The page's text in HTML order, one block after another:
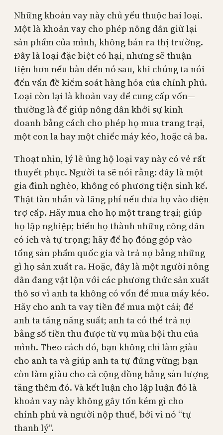
Những khoản vay này chủ yếu thuộc hai loại.
Một là khoản vay cho phép nông dân giữ lại
sản phẩm của mình, không bán ra thị trường.
Đây là loại đặc biệt có hại, nhưng sẽ thuận
tiện hơn nếu bàn đến nó sau, khi chúng ta nói
đến vấn đề kiểm soát hàng hóa của chính phủ.
Loại còn lại là khoản vay để cung cấp vốn—
thường là để giúp nông dân khởi sự kinh
doanh bằng cách cho phép họ mua trang trại,
một con la hay một chiếc máy kéo, hoặc cả ba.
Thoạt nhìn, lý lẽ ủng hộ loại vay này có vẻ rất
thuyết phục. Người ta sẽ nói rằng: đây là một
gia đình nghèo, không có phương tiện sinh kế.
Thật tàn nhẫn và lãng phí nếu đưa họ vào diện
trợ cấp. Hãy mua cho họ một trang trại; giúp
họ lập nghiệp; biến họ thành những công dân
có ích và tự trọng; hãy để họ đóng góp vào
tổng sản phẩm quốc gia và trả nợ bằng những
gì họ sản xuất ra. Hoặc, đây là một người nông
dân đang vật lộn với các phương thức sản xuất
thô sơ vì anh ta không có vốn để mua máy kéo.
Hãy cho anh ta vay tiền để mua một cái; để
anh ta tăng năng suất; anh ta có thể trả nợ
bằng số tiền thu được từ vụ mùa bội thu của
mình. Theo cách đó, bạn không chỉ làm giàu
cho anh ta và giúp anh ta tự đứng vững; bạn
còn làm giàu cho cả cộng đồng bằng sản lượng
tăng thêm đó. Và kết luận cho lập luận đó là
khoản vay này không gây tốn kém gì cho
chính phủ và người nộp thuế, bởi vì nó “tự
thanh lý”.